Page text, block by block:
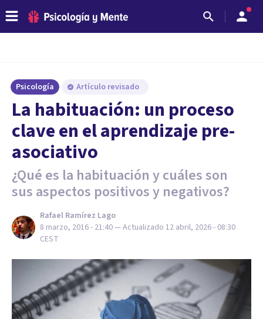
Psicología Artículo revisado
​La habituación: un proceso
clave en el aprendizaje pre-
asociativo
¿Qué es la habituación y cuáles son
sus aspectos positivos y negativos?
Rafael Ramírez Lago
8 marzo, 2016 - 21:40— Actualizado 12 abril, 2026 - 08:30
CEST